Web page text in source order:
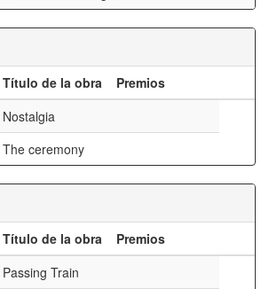
Título de la obra
Premios
Nostalgia
The ceremony
Título de la obra
Premios
Passing Train